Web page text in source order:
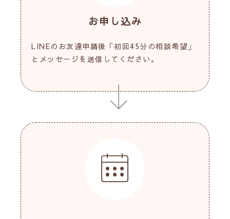
お申し込み
LINEのお友達申請後「初回45分の相談希望」
とメッセージを送信してください。